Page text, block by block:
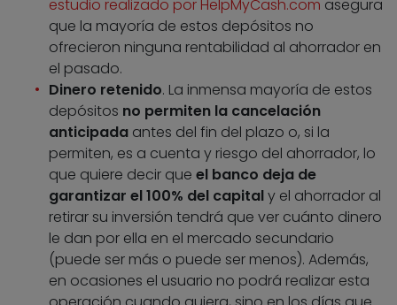
estudio realizado por HelpMyCash.com asegura
que la mayoría de estos depósitos no
ofrecieron ninguna rentabilidad al ahorrador en
el pasado.
Dinero retenido. La inmensa mayoría de estos
depósitos no permiten la cancelación
anticipada antes del fin del plazo o, si la
permiten, es a cuenta y riesgo del ahorrador, lo
que quiere decir que el banco deja de
garantizar el 100% del capitaly el ahorrador al
retirar su inversión tendrá que ver cuánto dinero
le dan por ella en el mercado secundario
(puede ser más o puede ser menos). Además,
en ocasiones el usuario no podrá realizar esta